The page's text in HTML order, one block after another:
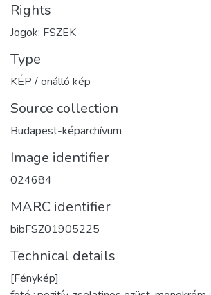
Rights
Jogok: FSZEK
Type
KÉP / önálló kép
Source collection
Budapest-képarchívum
Image identifier
024684
MARC identifier
bibFSZ01905225
Technical details
[Fénykép]